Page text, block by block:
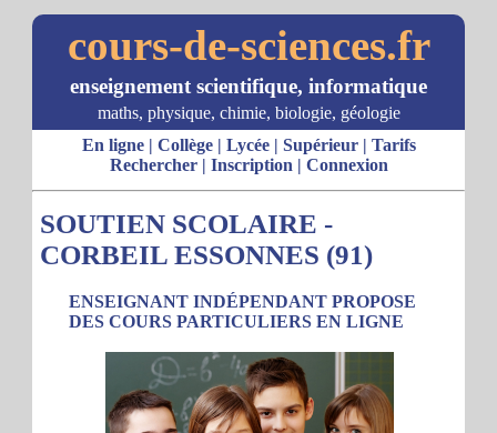
cours-de-sciences.fr
enseignement scientifique, informatique
maths, physique, chimie, biologie, géologie
En ligne| Collège| Lycée| Supérieur| Tarifs
Rechercher| Inscription | Connexion
SOUTIEN SCOLAIRE -
CORBEIL ESSONNES (91)
ENSEIGNANT INDÉPENDANT PROPOSE
DES COURS PARTICULIERS EN LIGNE